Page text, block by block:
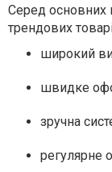
Серед основних
трендових
широкий
швидке
зручна
регулярне